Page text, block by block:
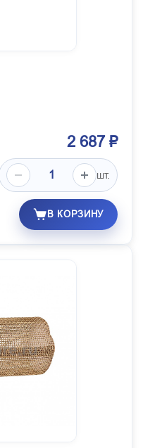
2 687 ₽
шт.
В КОРЗИНУ